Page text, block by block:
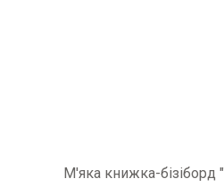
М'яка книжка-бізіборд